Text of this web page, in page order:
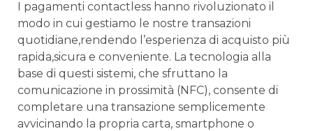
I⁢ pagamenti ⁢contactless hanno rivoluzionato ‌il
⁤modo ⁤in cui gestiamo le nostre transazioni
quotidiane,rendendo ‍l’esperienza di acquisto più
⁤rapida,sicura e conveniente. La tecnologia alla
base di questi sistemi, che sfruttano ⁢la
comunicazione in prossimità (NFC), consente di
completare una transazione ⁣semplicemente
avvicinando la propria carta, smartphone o